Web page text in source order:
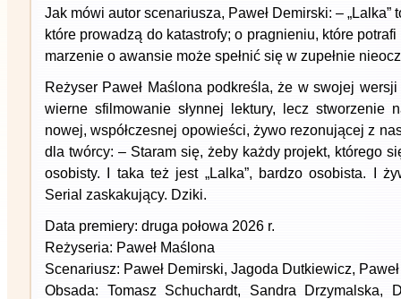
Jak mówi autor scenariusza, Paweł Demirski: – „Lalka”
które prowadzą do katastrofy; o pragnieniu, które
marzenie o awansie może spełnić się w zupełnie
Reżyser Paweł Maślona podkreśla, że w swojej
wierne sfilmowanie słynnej lektury, lecz stworzenie
nowej, współczesnej opowieści, żywo rezonującej z
dla twórcy: – Staram się, żeby każdy projekt, którego
osobisty. I taka też jest „Lalka”, bardzo osobista. I
Serial zaskakujący. Dziki.
Data premiery: druga połowa 2026 r.
Reżyseria: Paweł Maślona
Scenariusz: Paweł Demirski, Jagoda Dutkiewicz,
Obsada: Tomasz Schuchardt, Sandra Drzymalska,